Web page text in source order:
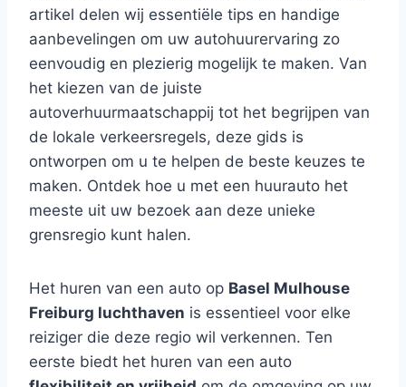
artikel delen wij essentiële tips en handige
aanbevelingen om uw autohuurervaring zo
eenvoudig en plezierig mogelijk te maken. Van
het kiezen van de juiste
autoverhuurmaatschappij tot het begrijpen van
de lokale verkeersregels, deze gids is
ontworpen om u te helpen de beste keuzes te
maken. Ontdek hoe u met een huurauto het
meeste uit uw bezoek aan deze unieke
grensregio kunt halen.
Het huren van een auto op Basel Mulhouse
Freiburg luchthaven is essentieel voor elke
reiziger die deze regio wil verkennen. Ten
eerste biedt het huren van een auto